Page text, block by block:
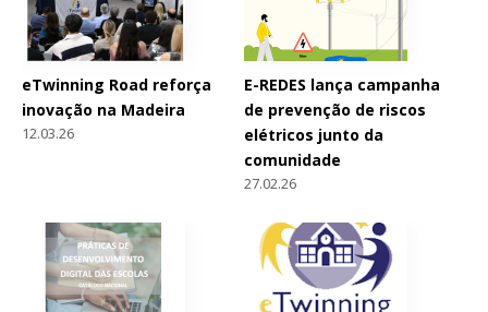
eTwinning Road reforça
inovação na Madeira
12.03.26
E-REDES lança campanha
de prevenção de riscos
elétricos junto da
comunidade
27.02.26